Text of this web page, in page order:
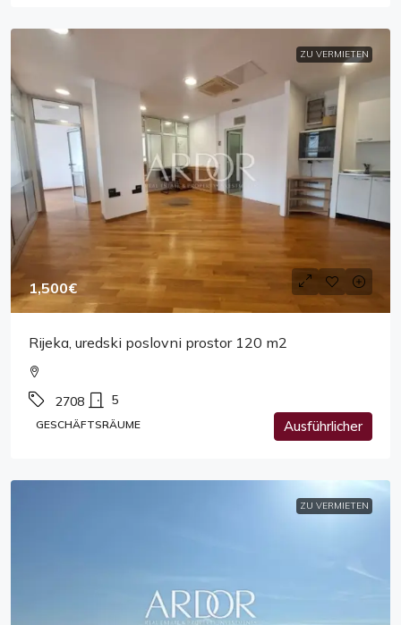
ZU VERMIETEN
1,500€
Rijeka, uredski poslovni prostor 120 m2
2708 5
GESCHÄFTSRÄUME Ausführlicher
ZU VERMIETEN